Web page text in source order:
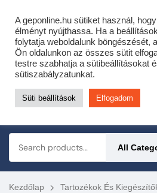
Cofidis expressz online áruhitel 0
Most minden akciós HQ láncfűrészhez
Részletek ide
KERTÉSZETI – ERDÉSZETI –
All
Kezdőlap Tartozékok És
A geponline.hu sütiket használ,
élményt nyújthassa. Ha a
folytatja weboldalunk böngészését,
Ön oldalunkon az összes sütit
testre szabhatja a sütibeállításokat
sütiszabályzatunkat.
Süti beállítások Elfogadom